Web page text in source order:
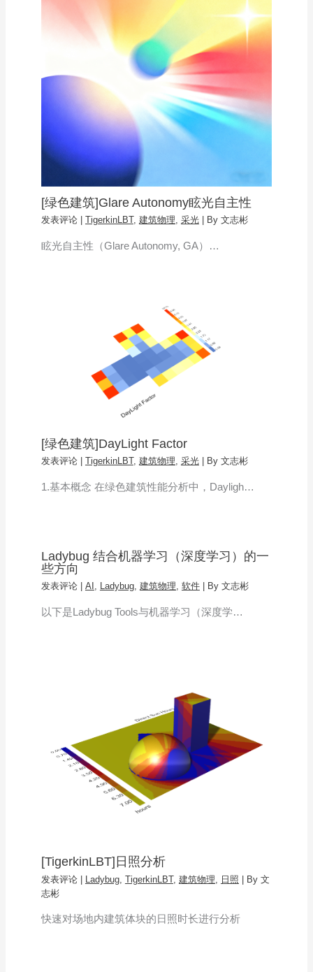
[绿色建筑]Glare Autonomy眩光自主性
发表评论 TigerkinLBT, 建筑物理, 采光| By 文志彬
眩光自主性（Glare Autonomy, GA）…
[绿色建筑]DayLight Factor
发表评论 TigerkinLBT, 建筑物理, 采光| By 文志彬
1.基本概念 在绿色建筑性能分析中，Dayligh…
Ladybug 结合机器学习（深度学习）的一
些方向
发表评论 AI , Ladybug, 建筑物理, 软件| By 文志彬
以下是Ladybug Tools与机器学习（深度学…
[TigerkinLBT]日照分析
发表评论 | Ladybug, TigerkinLBT, 建筑物理 日照 | By 文
志彬
快速对场地内建筑体块的日照时长进行分析